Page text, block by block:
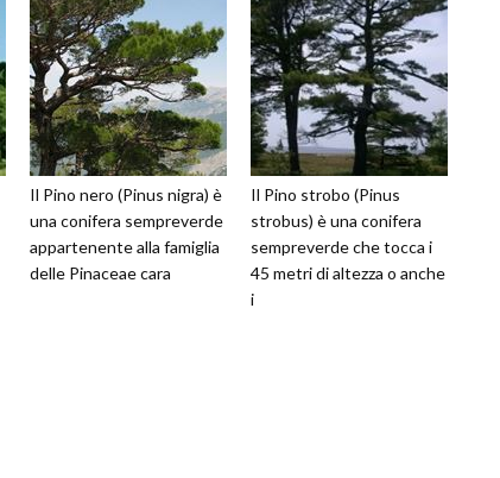
Il Pino nero (Pinus nigra) è
una conifera sempreverde
appartenente alla famiglia
delle Pinaceae cara
Il Pino strobo (Pinus
strobus) è una conifera
sempreverde che tocca i
45 metri di altezza o anche
i